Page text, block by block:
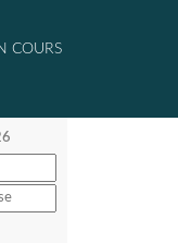
COURS